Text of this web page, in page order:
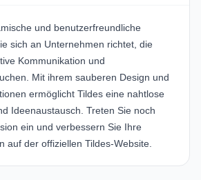
und benutzerfreundliche
sich an Unternehmen richtet, die
Kommunikation und
Mit ihrem sauberen Design und
ermöglicht Tildes eine nahtlose
Ideenaustausch. Treten Sie noch
ein und verbessern Sie Ihre
auf der offiziellen Tildes-Website.